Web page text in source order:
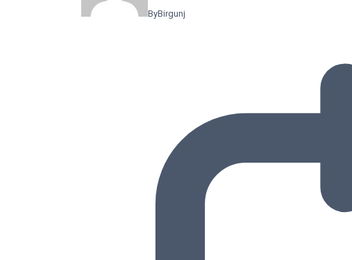
ByBirgunj